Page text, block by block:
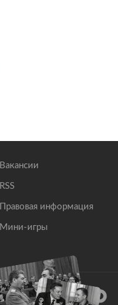
Вакансии
RSS
Правовая информация
Мини-игры